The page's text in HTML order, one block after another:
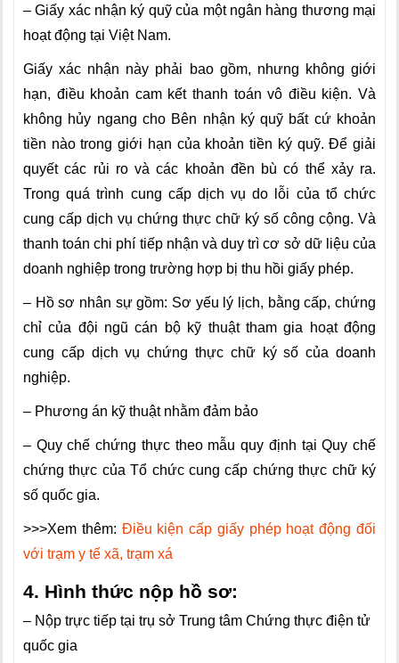
– Giấy xác nhận ký quỹ của một ngân hàng thương mại
hoạt động tại Việt Nam.
Giấy xác nhận này phải bao gồm, nhưng không giới
hạn, điều khoản cam kết thanh toán vô điều kiện. Và
không hủy ngang cho Bên nhận ký quỹ bất cứ khoản
tiền nào trong giới hạn của khoản tiền ký quỹ. Để giải
quyết các rủi ro và các khoản đền bù có thể xảy ra.
Trong quá trình cung cấp dịch vụ do lỗi của tổ chức
cung cấp dịch vụ chứng thực chữ ký số công cộng. Và
thanh toán chi phí tiếp nhận và duy trì cơ sở dữ liệu của
doanh nghiệp trong trường hợp bị thu hồi giấy phép.
– Hồ sơ nhân sự gồm: Sơ yếu lý lịch, bằng cấp, chứng
chỉ của đội ngũ cán bộ kỹ thuật tham gia hoạt động
cung cấp dịch vụ chứng thực chữ ký số của doanh
nghiệp.
– Phương án kỹ thuật nhằm đảm bảo
– Quy chế chứng thực theo mẫu quy định tại Quy chế
chứng thực của Tổ chức cung cấp chứng thực chữ ký
số quốc gia.
>>>Xem thêm: Điều kiện cấp giấy phép hoạt động đối
với trạm y tế xã, trạm xá
4. Hình thức nộp hồ sơ:
– Nộp trực tiếp tại trụ sở Trung tâm Chứng thực điện tử
quốc gia